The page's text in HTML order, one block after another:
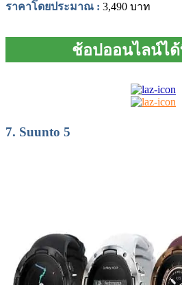
ราคาโดยประมาณ : 3,490 บาท
ช้อปออนไลน์ได้
7. Suunto 5